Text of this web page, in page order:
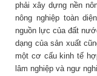
phải xây dựng nền
nông nghiệp toàn
nguồn lực của đất
dạng của sản xuất
một cơ cấu kinh tế
lâm nghiệp và ngư